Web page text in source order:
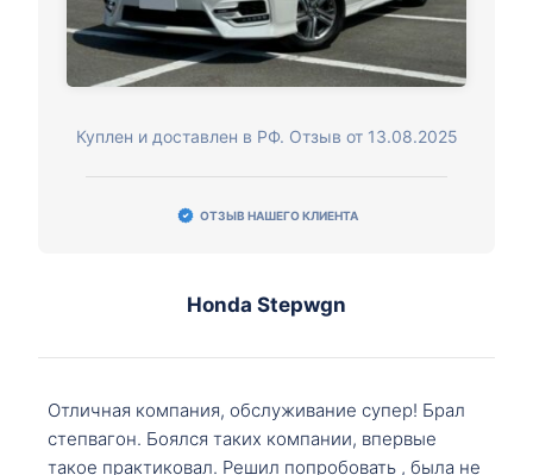
Куплен и доставлен в РФ. Отзыв от 13.08.2025
ОТЗЫВ НАШЕГО КЛИЕНТА
Honda Stepwgn
Отличная компания, обслуживание супер! Брал
степвагон. Боялся таких компании, впервые
такое практиковал. Решил попробовать , была не